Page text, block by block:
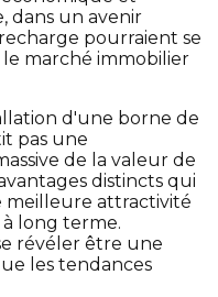
dans un avenir
pourraient se
marché immobilier
d'une borne de
pas une
de la valeur de
distincts qui
meilleure attractivité
long terme.
révéler être une
les tendances